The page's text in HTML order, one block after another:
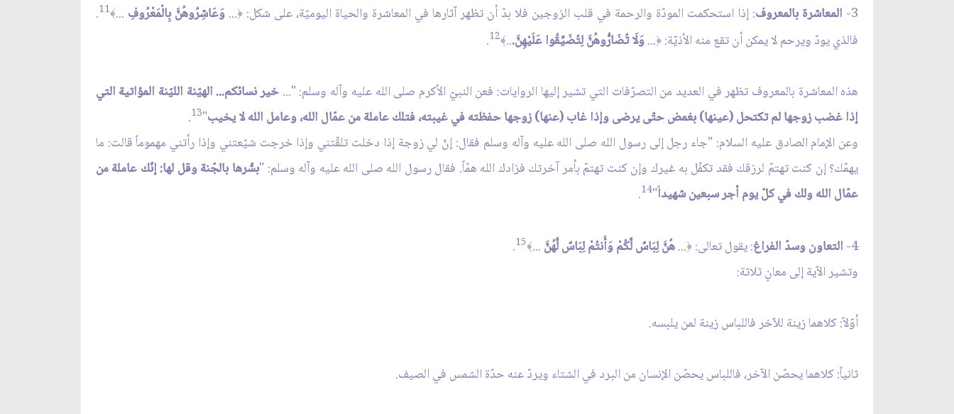
3- المعاشرة بالمعروف: إذا استحكمت المودّة والرحمة في قلب الزوجين فلا بدّ أن تظهر آثارها في المعاشرة والحياة اليوميّة، على شكل:﴿...وَعَاشِرُوهُنَّ بِالْمَعْرُوفِ ...﴾11
.
فالذي يودّ ويرحم لا يمكن أن تقع منه الأذيّة: ﴿...وَلَا تُضَارُّوهُنَّ لِتُضَيِّقُوا عَلَيْهِنَّ...﴾12
.
هذه المعاشرة بالمعروف تظهر في العديد من التصرّفات التي تشير إليها الروايات: فعن النبيّ الأكرم صلى الله عليه وآله وسلم: "... خير نسائكم... الهيّنة الليّنة المؤاتية التي
إذا غضب زوجها لم تكتحل (عينها) بغمض حتّى يرضى وإذا غاب (عنها) زوجها حفظته في غيبته، فتلك عاملة من عمّال الله، وعامل الله لا يخيب"
13
.
وعن الإمام الصادق عليه السلام: "جاء رجل إلى رسول الله صلى الله عليه وآله وسلم فقال: إنّ لي زوجة إذا دخلت تلقّتني وإذا خرجت شيّعتني وإذا رأتني مهموماً قالت: ما
يهمّك؟ إن كنت تهتمّ لرزقك فقد تكفّل به غيرك وإن كنت تهتمّ بأمر آخرتك فزادك الله همّاً. فقال رسول الله صلى الله عليه وآله وسلم: "بشّرها بالجّنة وقل لها: إنّك عاملة من
عمّال الله ولك في كلّ يوم أجر سبعين شهيداً"14
.
4- التعاون وسدّ الفراغ: يقول تعالى: ﴿...هُنَّ لِبَاسٌ لَّكُمْ وَأَنتُمْ لِبَاسٌ لَّهُنَّ ...﴾15
.
وتشير الآية إلى معانٍ ثلاثة:
أوّلاً: كلاهما زينة للآخر فاللباس زينة لمن يلبسه.
ثانياً: كلاهما يحصّن الآخر، فاللباس يحصّن الإنسان من البرد في الشتاء ويردّ عنه حدّة الشمس في الصيف.